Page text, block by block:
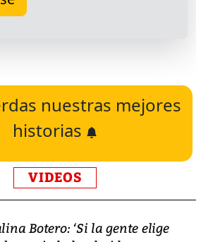
nuestras mejores
historias
VIDEOS
Botero: ‘Si la gente elige